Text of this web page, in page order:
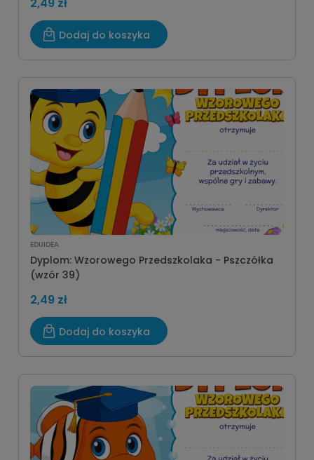
Dodaj do koszyka
EDUIDEA
Dyplom: Wzorowego Przedszkolaka - Pszczółka
(wzór 39)
2,49 zł
Dodaj do koszyka